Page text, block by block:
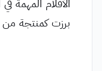
الأفلام المهمة
برزت كمنتجة من